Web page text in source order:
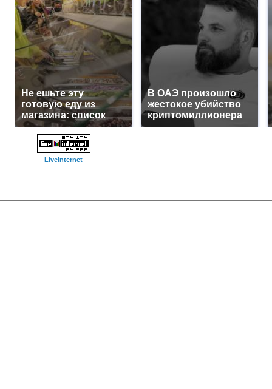
Не ешьте эту
готовую еду из
магазина: список
В ОАЭ произошло
жестокое убийство
криптомиллионера
LiveInternet